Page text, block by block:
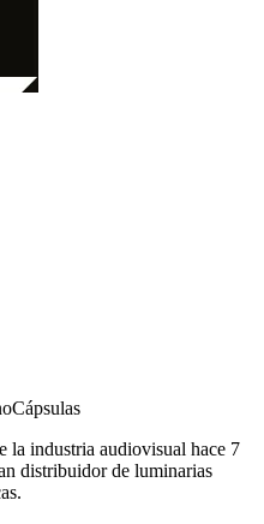
la industria audiovisual hace 7
distribuidor de luminarias